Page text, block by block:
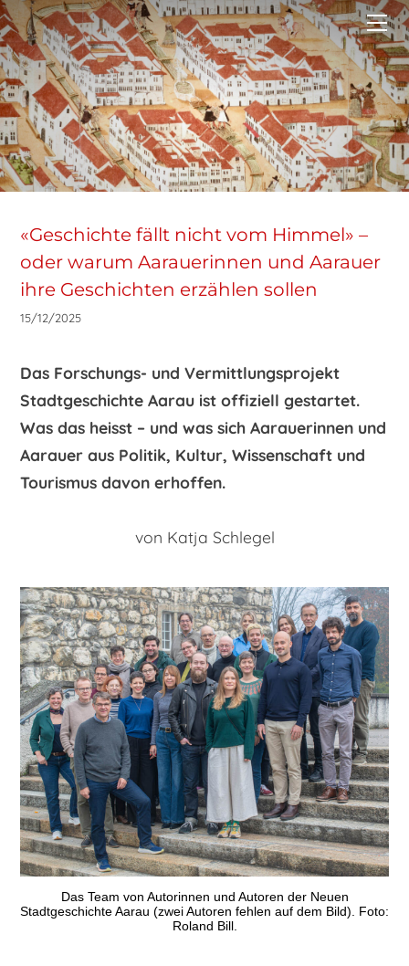
«Geschichte fällt nicht vom Himmel» –
oder warum Aarauerinnen und Aarauer
ihre Geschichten erzählen sollen
15/12/2025
Das Forschungs- und Vermittlungsprojekt
Stadtgeschichte Aarau ist offiziell gestartet.
Was das heisst – und was sich Aarauerinnen und
Aarauer aus Politik, Kultur, Wissenschaft und
Tourismus davon erhoffen.
von Katja Schlegel
Das Team von Autorinnen und Autoren der Neuen
Stadtgeschichte Aarau (zwei Autoren fehlen auf dem Bild). Foto:
Roland Bill.
HOME
PROJEKT
MEDIATHEK
Blog
Medienspiegel
MITMACHEN
KONTAKT